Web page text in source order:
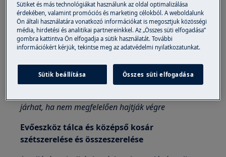
aljzatból.
A készülékek mozgatásakor mindig vigyázzon, nehéz
gépek esetén két személynek kell mozgatnia.
Mindig használjon védőkesztyűt és zárt lábbelit.
Felhívjuk figyelmét, hogy az önjavítás vagy a nem
járhat, ha nem megfelelően hajtják végre
Evőeszköz tálca és középső kosár
szétszerelése és összeszerelése
Sütiket és más technológiákat használunk az oldal optimalizálása
érdekében, valamint promóciós és marketing célokból. A weboldalunk
Ön általi használatára vonatkozó információkat is megosztjuk közösségi
média, hirdetési és analitikai partnereinkkel. Az „Összes süti elfogadása”
gombra kattintva Ön elfogadja a sütik használatát. További
információkért kérjük, tekintse meg az adatvédelmi nyilatkozatunkat.
Sütik beállítása Összes süti elfogadása